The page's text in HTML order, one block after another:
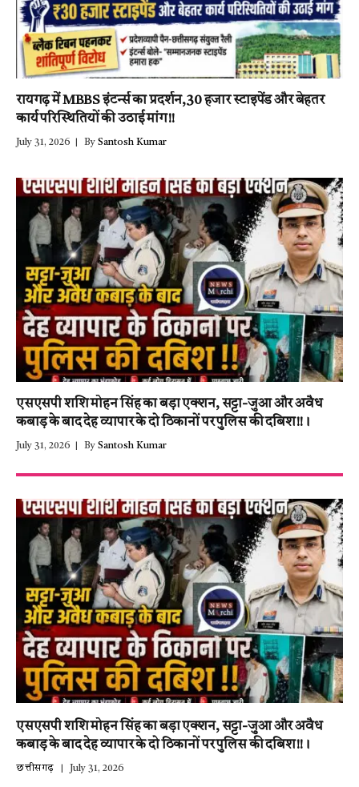
रायगढ़ में MBBS इंटर्न्स का प्रदर्शन,30 हजार स्टाइपेंड और बेहतर
कार्य परिस्थितियों की उठाई मांग!!
July 31, 2026 By Santosh Kumar
एसएसपी शशि मोहन सिंह का बड़ा एक्शन, सट्टा-जुआ और अवैध
कबाड़ के बाद देह व्यापार के दो ठिकानों पर पुलिस की दबिश!!।
July 31, 2026 By Santosh Kumar
एसएसपी शशि मोहन सिंह का बड़ा एक्शन, सट्टा-जुआ और अवैध
कबाड़ के बाद देह व्यापार के दो ठिकानों पर पुलिस की दबिश!!।
छत्तीसगढ़ July 31, 2026